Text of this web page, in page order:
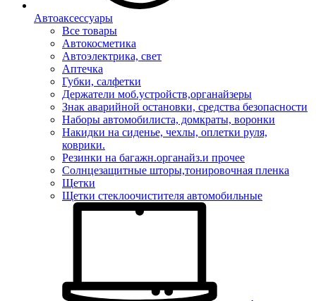
Автоаксессуары
Все товары
Автокосметика
Автоэлектрика, свет
Аптечка
Губки, салфетки
Держатели моб.устройств,органайзеры
Знак аварийной остановки, средства безопасности
Наборы автомобилиста, домкраты, воронки
Накидки на сиденье, чехлы, оплетки руля,
коврики.
Резинки на багажн.органайз.и прочее
Солнцезащитные шторы,тонировочная пленка
Щетки
Щетки стеклоочистителя автомобильные